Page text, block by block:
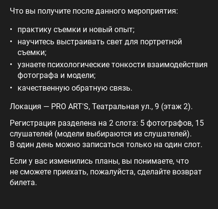
Что вы получите после данного мероприятия:
практику съемки и новый опыт;
научитесь выстраивать свет для портретной
съемки;
узнаете психологические тонкости взаимодействия
фотографа и модели;
качественную обратную связь.
Локация — PRO A RT'S, Театральная ул., 9 (этаж 2).
Регистрация разделена на 2 слота: 5 фотографов, 15
слушателей (модели выбираются из слушателей).
В один день можно записаться только на один слот.
Если у вас изменились планы, вы понимаете, что
не сможете приехать, пожалуйста, сделайте возврат
билета.